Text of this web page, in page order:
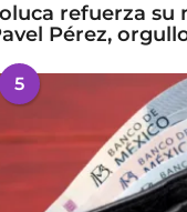
refuerza su
Pérez,
5